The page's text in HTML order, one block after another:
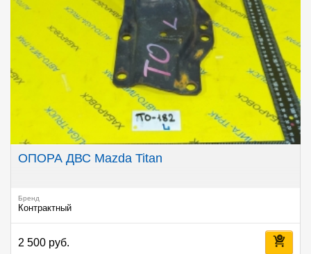
ОПОРА ДВС Mazda Titan
Бренд
Контрактный
2 500 руб.